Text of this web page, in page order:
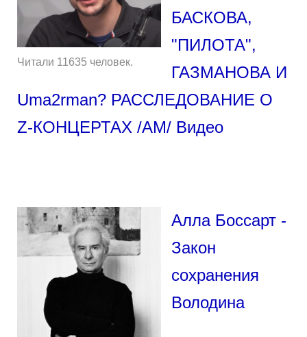
Читали 11635 человек.
БАСКОВА,
"ПИЛОТА",
ГАЗМАНОВА И
Uma2rman? РАССЛЕДОВАНИЕ О
Z-КОНЦЕРТАХ /АМ/ Видео
Алла Боссарт -
Закон
сохранения
Володина